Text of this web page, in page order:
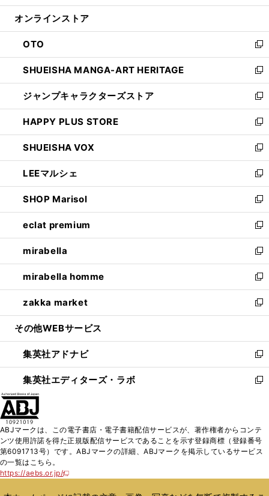
開
ン
ウ
で
開
く
ウ
ン
ド
ウ
で
開
く
オンラインストア
OTO
新
し
い
ウ
ィ
ン
ド
ウ
で
開
く
SHUEISHA MANGA-ART HERITAGE
新
し
い
ウ
ィ
ン
ド
ウ
で
開
く
ジャンプキャラクターズストア
新
し
い
ウ
ィ
ン
ド
ウ
で
開
く
HAPPY PLUS STORE
新
し
い
ウ
ィ
ン
ド
ウ
で
開
く
SHUEISHA VOX
新
し
い
ウ
ィ
ン
ド
ウ
で
開
く
LEEマルシェ
新
し
い
ウ
ィ
ン
ド
ウ
で
開
く
SHOP Marisol
新
し
い
ウ
ィ
ン
ド
ウ
で
開
eclat premium
新
し
い
ウ
ィ
ン
ド
ウ
開
く
mirabella
新
し
い
ウ
ィ
ン
ウ
で
開
く
mirabella homme
新
し
い
ウ
ン
ド
ウ
で
zakka market
新
し
ウ
ィ
ン
ド
く
その他WEBサービス
集英社アドナビ
新
し
い
ド
ウ
で
集英社エディターズ・ラボ
新
ィ
ン
ド
ABJマークは、この電子書店・電子書籍配信サービスが、著作権者からコンテ
ンツ使用許諾を得た正規版配信サービスであることを示す登録商標（登録番号
第6091713号）です。ABJマークの詳細、ABJマークを掲示しているサービス
の一覧はこちら。
https://aebs.or.jp/
新